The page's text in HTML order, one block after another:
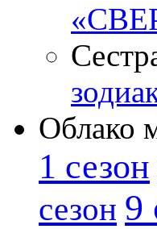
Облако
1 сезон
сезон 9